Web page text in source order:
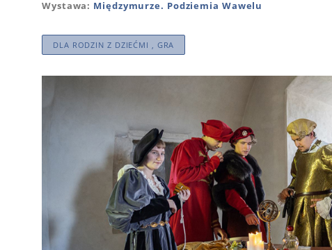
Wystawa: Międzymurze. Podziemia Wawelu
DLA RODZIN Z DZIEĆMI , GRA